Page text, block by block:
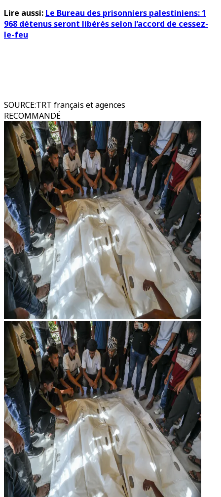
Lire aussi: Le Bureau des prisonniers palestiniens: 1
968 détenus seront libérés selon l’accord de cessez-
le-feu
SOURCE:TRT français et agences
RECOMMANDÉ